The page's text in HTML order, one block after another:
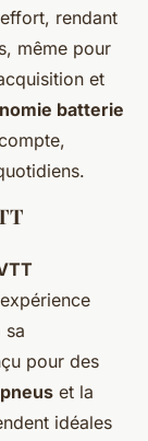
rendant
même pour
et
batterie
sa
pour des
et la
idéales